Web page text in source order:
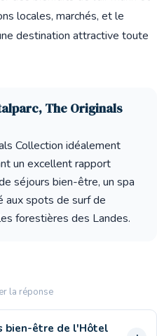
locales, marchés, et le
destination attractive toute
The Originals
Collection idéalement
un excellent rapport
séjours bien-être, un spa
aux spots de surf de
forestières des Landes.
la réponse
bien-être de l'Hôtel